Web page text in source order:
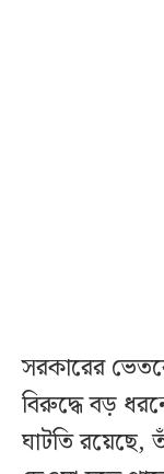
সরকারের
বিরুদ্ধে বড়
ঘাটতি